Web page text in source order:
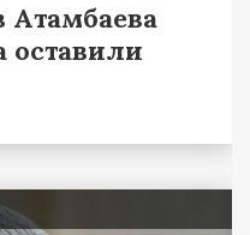
Атамбаева
оставили